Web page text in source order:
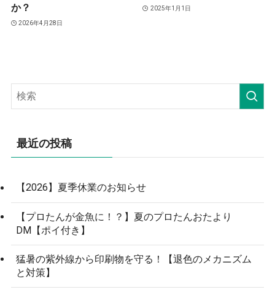
か？
2026年4月28日
2025年1月1日
最近の投稿
【2026】夏季休業のお知らせ
【プロたんが金魚に！？】夏のプロたんおたより
DM【ポイ付き】
猛暑の紫外線から印刷物を守る！【退色のメカニズム
と対策】